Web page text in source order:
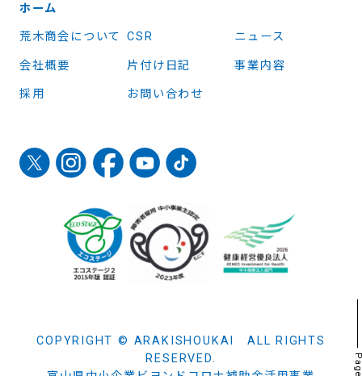
ホーム
荒木商会について CSR ニュース
会社概要 片付け日記 事業内容
採用 お問い合わせ
COPYRIGHT © ARAKISHOUKAI ALL RIGHTS
RESERVED.